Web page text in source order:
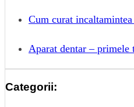
Cum curat
Aparat dentar – primele
Categorii: